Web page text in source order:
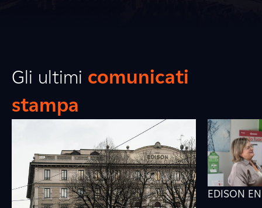
Gli ultimi comunicati
stampa
EDISON